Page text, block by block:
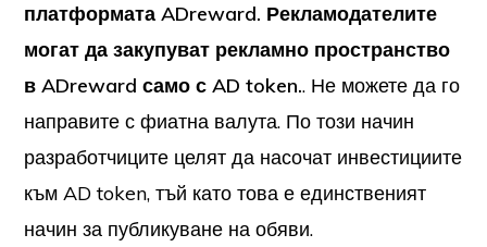
платформата ADreward. Рекламодателите
могат да закупуват рекламно пространство
в ADreward само с AD token.. Не можете да го
направите с фиатна валута. По този начин
разработчиците целят да насочат инвестициите
към AD token, тъй като това е единственият
начин за публикуване на обяви.